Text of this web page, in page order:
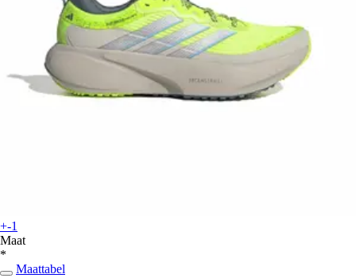
+-1
Maat
*
Maattabel